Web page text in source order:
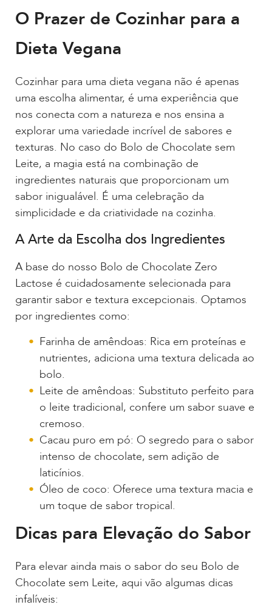
O Prazer de Cozinhar para a
Dieta Vegana
Cozinhar para uma dieta vegana não é apenas
uma escolha alimentar, é uma experiência que
nos conecta com a natureza e nos ensina a
explorar uma variedade incrível de sabores e
texturas. No caso do Bolo de Chocolate sem
Leite, a magia está na combinação de
ingredientes naturais que proporcionam um
sabor inigualável. É uma celebração da
simplicidade e da criatividade na cozinha.
A Arte da Escolha dos Ingredientes
A base do nosso Bolo de Chocolate Zero
Lactose é cuidadosamente selecionada para
garantir sabor e textura excepcionais. Optamos
por ingredientes como:
Farinha de amêndoas: Rica em proteínas e
nutrientes, adiciona uma textura delicada ao
bolo.
Leite de amêndoas: Substituto perfeito para
o leite tradicional, confere um sabor suave e
cremoso.
Cacau puro em pó: O segredo para o sabor
intenso de chocolate, sem adição de
laticínios.
Óleo de coco: Oferece uma textura macia e
um toque de sabor tropical.
Dicas para Elevação do Sabor
Para elevar ainda mais o sabor do seu Bolo de
Chocolate sem Leite, aqui vão algumas dicas
infalíveis: